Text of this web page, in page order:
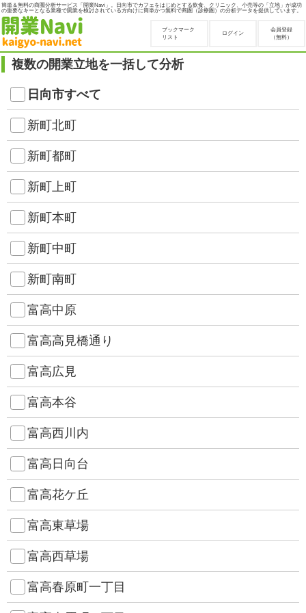
簡単＆無料の商圏分析サービス「開業Navi」。日向市でカフェをはじめとする飲食、クリニック、小売等の「立地」が成功
の重要なキーとなる業種で開業を検討されている方向けに簡単かつ無料で商圏（診療圏）の分析データを提供しています。
ブックマーク
リスト
ログイン
会員登録
（無料）
複数の開業立地を一括して分析
日向市すべて
新町北町
新町都町
新町上町
新町本町
新町中町
新町南町
富高中原
富高高見橋通り
富高広見
富高本谷
富高西川内
富高日向台
富高花ケ丘
富高東草場
富高西草場
富高春原町一丁目